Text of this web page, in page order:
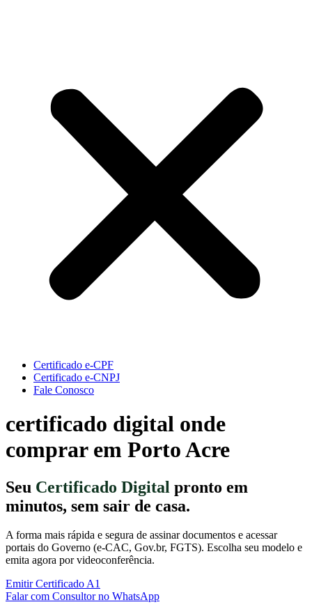
Certificado e-CPF
Certificado e-CNPJ
Fale Conosco
certificado digital onde
comprar em Porto Acre
Seu Certificado Digital pronto em
minutos, sem sair de casa.
A forma mais rápida e segura de assinar documentos e acessar
portais do Governo (e-CAC, Gov.br, FGTS). Escolha seu modelo e
emita agora por videoconferência.
Emitir Certificado A1
Falar com Consultor no WhatsApp